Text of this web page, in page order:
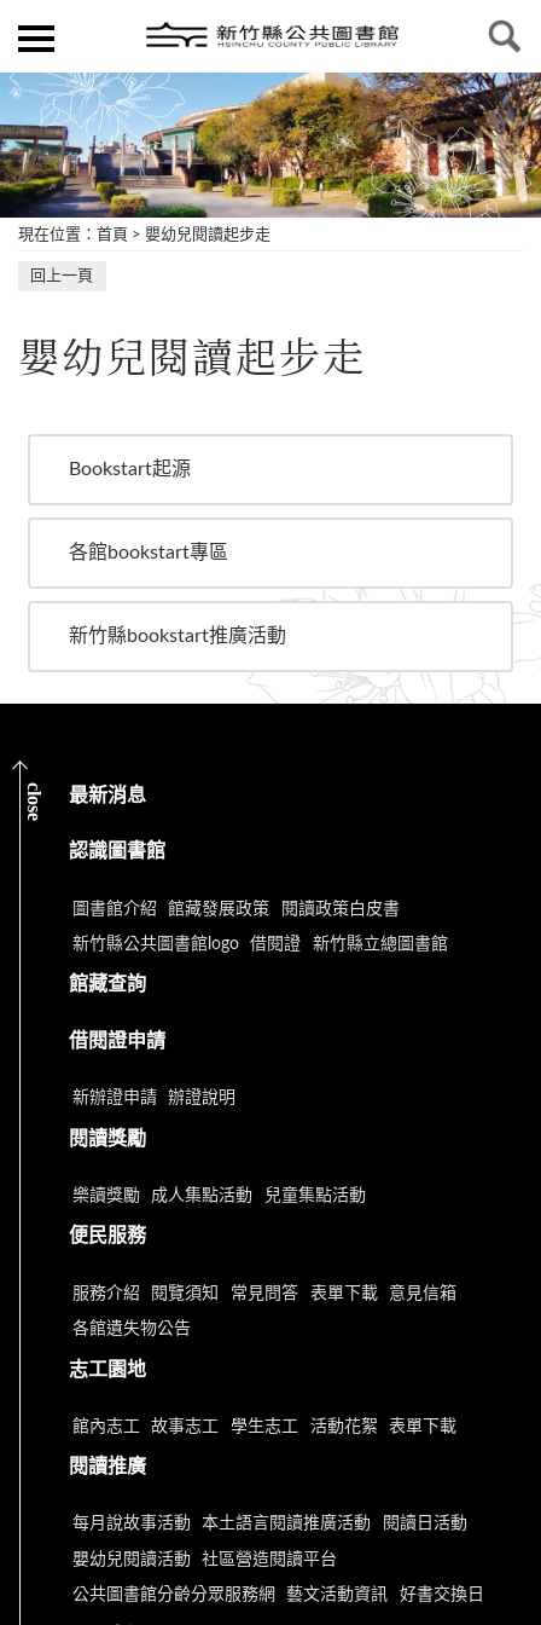
現在位置 ： 首頁 > 嬰幼兒閱讀起步走
回上一頁
嬰幼兒閱讀起步走
Bookstart起源
各館bookstart專區
新竹縣bookstart推廣活動
close 最新消息
認識圖書館
圖書館介紹 館藏發展政策 閱讀政策白皮書
新竹縣公共圖書館logo 借閱證 新竹縣立總圖書館
館藏查詢
借閱證申請
新辦證申請 辦證說明
閱讀獎勵
樂讀獎勵 成人集點活動 兒童集點活動
便民服務
服務介紹 閱覽須知 常見問答 表單下載 意見信箱
各館遺失物公告
志工園地
館內志工 故事志工 學生志工 活動花絮 表單下載
閱讀推廣
每月說故事活動 本土語言閱讀推廣活動 閱讀日活動
嬰幼兒閱讀活動 社區營造閱讀平台
公共圖書館分齡分眾服務網 藝文活動資訊 好書交換日